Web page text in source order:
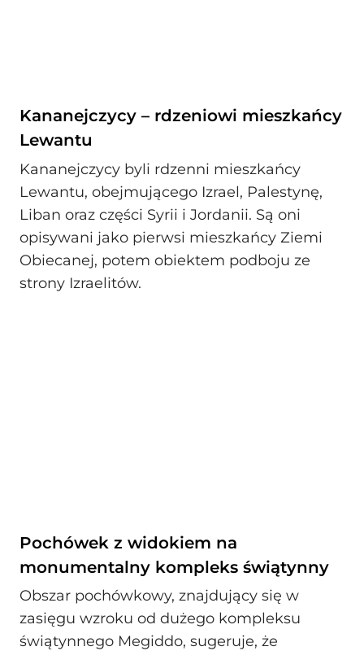
Kananejczycy – rdzeniowi mieszkańcy
Lewantu
Kananejczycy byli rdzenni mieszkańcy
Lewantu, obejmującego Izrael, Palestynę,
Liban oraz części Syrii i Jordanii. Są oni
opisywani jako pierwsi mieszkańcy Ziemi
Obiecanej, potem obiektem podboju ze
strony Izraelitów.
Pochówek z widokiem na
monumentalny kompleks świątynny
Obszar pochówkowy, znajdujący się w
zasięgu wzroku od dużego kompleksu
świątynnego Megiddo, sugeruje, że